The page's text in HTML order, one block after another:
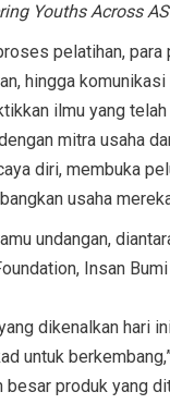
Youths Across
pelatihan, para
hingga
ilmu yang
mitra usaha
diri, membuka
usaha
undangan,
Insan
dikenalkan hari
untuk
besar produk yang